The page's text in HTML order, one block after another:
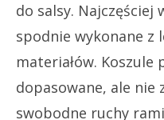
do salsy. Najczęściej
spodnie wykonane z
materiałów.
dopasowane, ale nie
swobodne ruchy